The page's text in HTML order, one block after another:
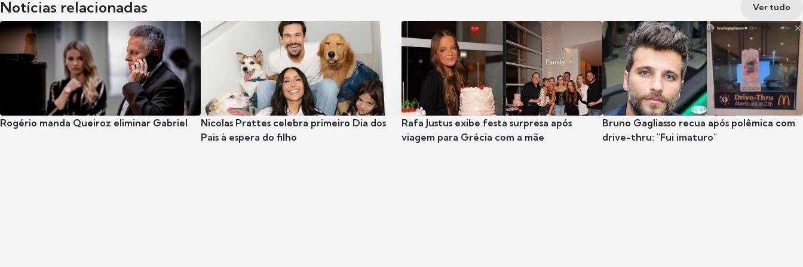
Notícias relacionadas Ver tudo
Rogério manda Queiroz eliminar Gabriel
Nicolas Prattes celebra primeiro Dia dos
Pais à espera do filho
Rafa Justus exibe festa surpresa após
viagem para Grécia com a mãe
Bruno Gagliasso recua após polêmica com
drive-thru: "Fui imaturo"